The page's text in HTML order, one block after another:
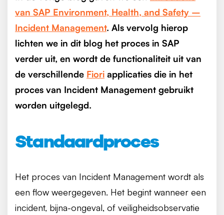
van SAP Environment, Health, and Safety –
Incident Management. Als vervolg hierop
lichten we in dit blog het proces in SAP
verder uit, en wordt de functionaliteit uit van
de verschillende Fiori applicaties die in het
proces van Incident Management gebruikt
worden uitgelegd.
Standaardproces
Het proces van Incident Management wordt als
een flow weergegeven. Het begint wanneer een
incident, bijna-ongeval, of veiligheidsobservatie